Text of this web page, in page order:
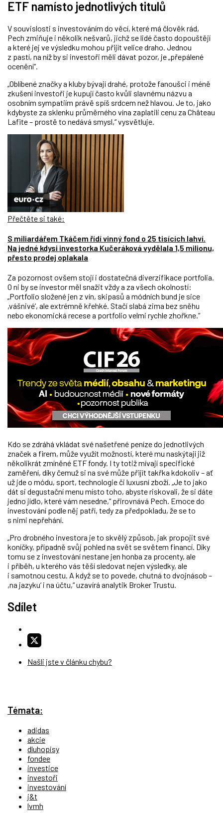
ETF namísto jednotlivých titulů
V souvislosti s investováním do věcí, které má člověk rád,
Pech zmiňuje i několik nešvarů, jichž se lidé často dopouštějí
a které jej ve výsledku mohou přijít velice draho. Jednou
z pastí, na níž by si investoři měli dávat pozor, je „přepálené
ocenění“.
„Oblíbené značky a kluby bývají drahé, protože fanoušci i méně
zkušení investoři je kupují často kvůli slavnému názvu a
osobním sympatiím právě spíš srdcem než hlavou. Je to, jako
kdybyste za sklenku průměrného vína zaplatili cenu za Château
Lafite – prostě to nedává smysl,“ vysvětluje.
Přečtěte si také:
S miliardářem Tkáčem řídí vinný fond o 25 tisících lahví.
Na jedné kdysi investorka Kučeráková vydělala 1,5 milionu,
přesto prodej oplakala
Za pozornost ovšem stojí i dostatečná diverzifikace portfolia.
O ni by se investor měl snažit vždy a za všech okolností:
„Portfolio složené jen z vín, skipasů a módních bund je sice
,vášnivé‘, ale extrémně křehké. Stačí slabá zima bez sněhu
nebo ekonomická recese a portfolio velmi rychle zhořkne.“
Kdo se zdráhá vkládat své našetřené peníze do jednotlivých
značek a firem, může využít možností, které mu naskýtají již
několikrát zmíněné ETF fondy. I ty totiž mívají specifické
zaměření, díky čemuž si na své může přijít takřka kdokoliv – ať
už jde o módu, sport, technologie či luxusní zboží. „Je to jako
dát si degustační menu místo toho, abyste riskovali, že si dáte
jedno jídlo, které vám nesedne,“ přirovnává Pech. Emoce do
investování podle něj patří, tedy za předpokladu, že se to
s nimi nepřehání.
„Pro drobného investora je to skvělý způsob, jak propojit své
koníčky, případně svůj pohled na svět se světem financí. Díky
tomu se z investování nestane jen honba za procenty, ale
i příběh, u kterého vás těší sledovat nejen výsledky, ale
i samotnou cestu. A když se to povede, chutná to dvojnásob –
,na jazyku‘ i na účtu,“ uzavírá analytik Broker Trustu.
Sdílet
Našli jste v článku chybu?
Témata:
adidas
akcie
dluhopisy
fondee
investice
investoři
investování
j&t
lvmh